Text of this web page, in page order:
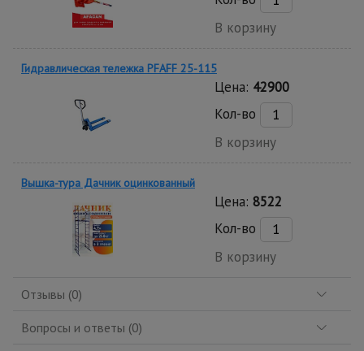
В корзину
Гидравлическая тележка PFAFF 25-115
Цена: 42900
Кол-во
В корзину
Вышка-тура Дачник оцинкованный
Цена: 8522
Кол-во
В корзину
Отзывы (0)
Вопросы и ответы (0)